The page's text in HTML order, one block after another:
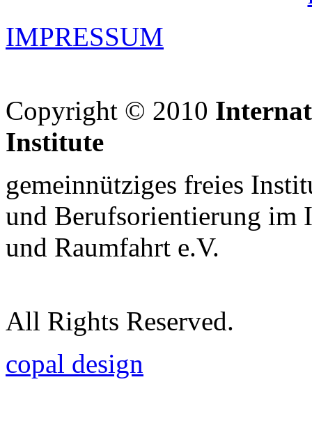
IMPRESSUM
Copyright © 2010
Institute
gemeinnütziges freies
und Berufsorientierung im
und Raumfahrt e.V.
All Rights Reserved.
copal design